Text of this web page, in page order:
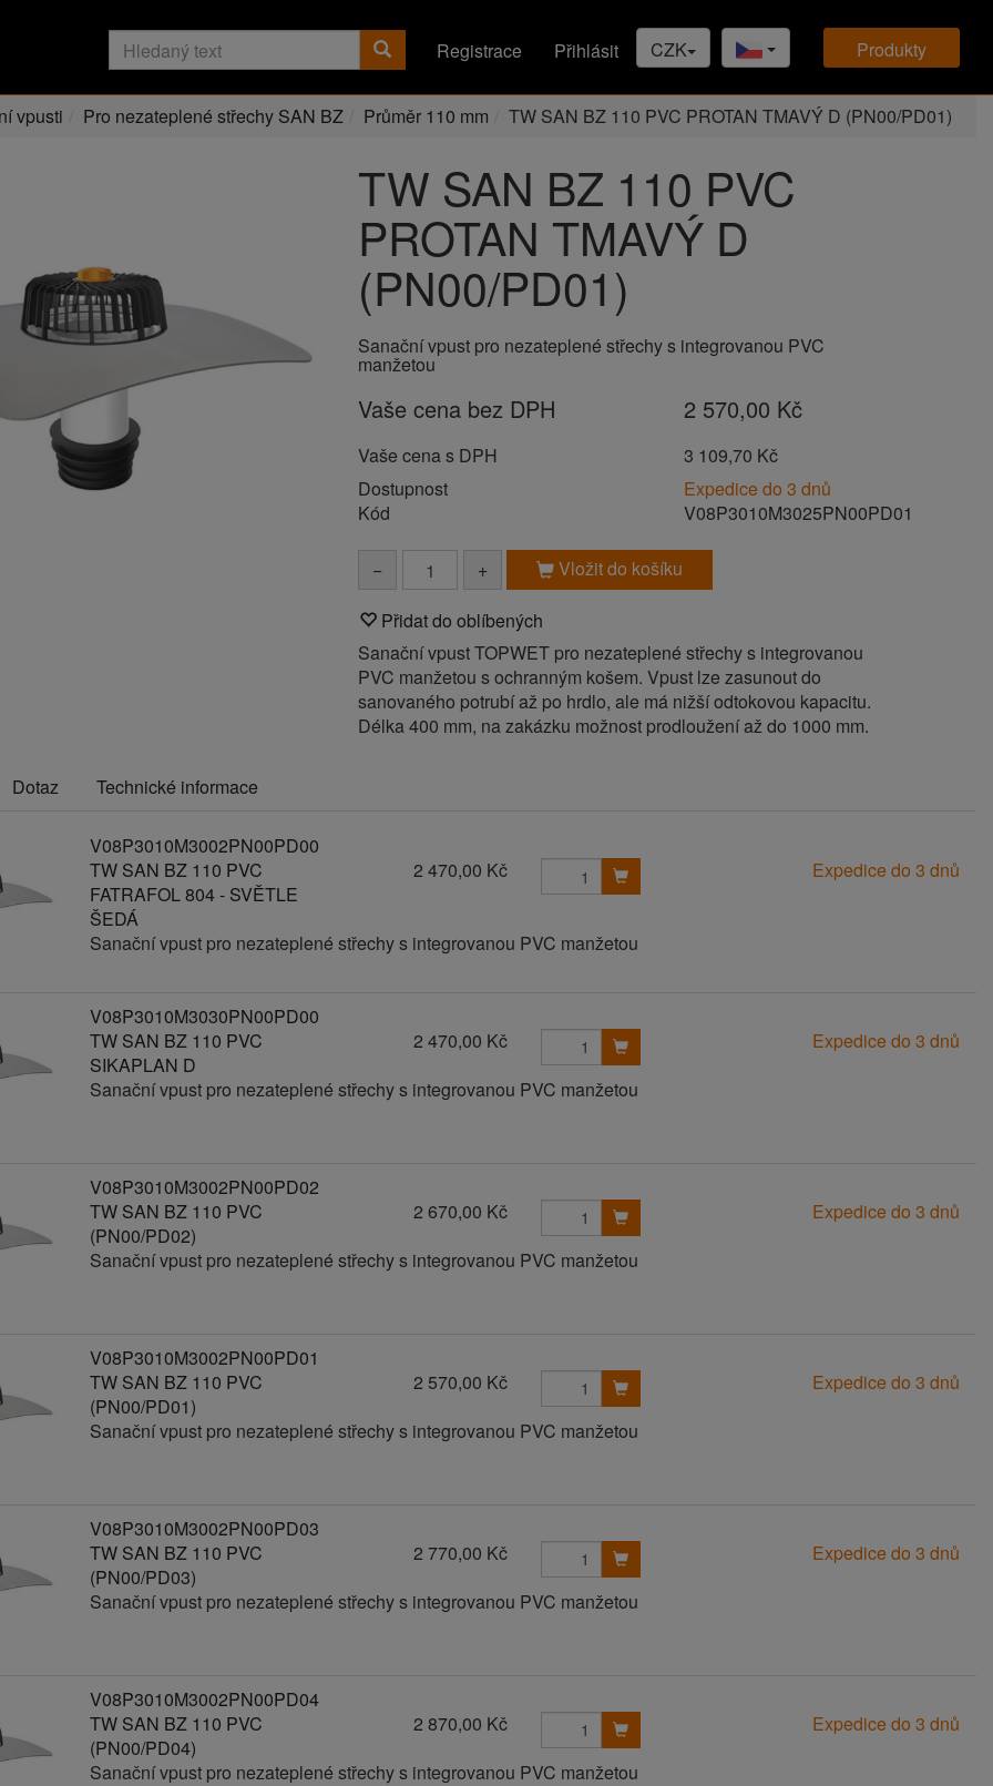
produkty
CZK
Registrace Přihlásit
vpusti Pro nezateplené střechy SAN BZ Průměr 110 mm TW SAN BZ 110 PVC PROTAN TMAVÝ D (PN00/PD01)
TW SAN BZ 110 PVC
PROTAN TMAVÝ D
(PN00/PD01)
Sanační vpust pro nezateplené střechy s integrovanou PVC
manžetou
Vaše cena bez DPH 2 570,00 Kč
Vaše cena s DPH
3 109,70 Kč
Dostupnost
Expedice do 3 dnů
Kód
V08P3010M3025PN00PD01
− + Vložit do košíku
Přidat do oblíbených
Sanační vpust TOPWET pro nezateplené střechy s integrovanou
PVC manžetou s ochranným košem. Vpust lze zasunout do
sanovaného potrubí až po hrdlo, ale má nižší odtokovou kapacitu.
Délka 400 mm, na zakázku možnost prodloužení až do 1000 mm.
Dotaz Technické informace
V08P3010M3002PN00PD00
TW SAN BZ 110 PVC
FATRAFOL 804 - SVĚTLE
ŠEDÁ
2 470,00 Kč Expedice do 3 dnů
Sanační vpust pro nezateplené střechy s integrovanou PVC manžetou
V08P3010M3030PN00PD00
TW SAN BZ 110 PVC
SIKAPLAN D
2 470,00 Kč
Expedice do 3 dnů
Sanační vpust pro nezateplené střechy s integrovanou PVC manžetou
V08P3010M3002PN00PD02
TW SAN BZ 110 PVC
(PN00/PD02)
2 670,00 Kč
Expedice do 3 dnů
Sanační vpust pro nezateplené střechy s integrovanou PVC manžetou
V08P3010M3002PN00PD01
TW SAN BZ 110 PVC
(PN00/PD01)
2 570,00 Kč
Expedice do 3 dnů
Sanační vpust pro nezateplené střechy s integrovanou PVC manžetou
V08P3010M3002PN00PD03
TW SAN BZ 110 PVC
(PN00/PD03)
2 770,00 Kč
Expedice do 3 dnů
Sanační vpust pro nezateplené střechy s integrovanou PVC manžetou
V08P3010M3002PN00PD04
TW SAN BZ 110 PVC
(PN00/PD04)
2 870,00 Kč
Expedice do 3 dnů
Sanační vpust pro nezateplené střechy s integrovanou PVC manžetou